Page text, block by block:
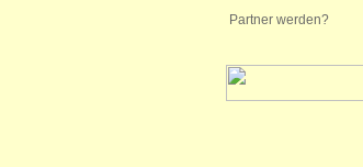
Partner werden?